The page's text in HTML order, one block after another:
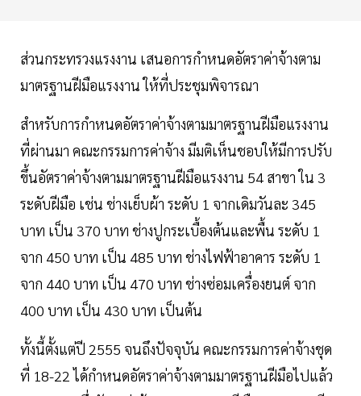
ส่วนกระทรวงแรงงาน เสนอการกำหนดอัตราค่าจ้างตาม
มาตรฐานฝีมือแรงงาน ให้ที่ประชุมพิจารณา
สำหรับการกำหนดอัตราค่าจ้างตามมาตรฐานฝีมือแรงงาน
ที่ผ่านมา คณะกรรมการค่าจ้าง มีมติเห็นชอบให้มีการปรับ
ขึ้นอัตราค่าจ้างตามมาตรฐานฝีมือแรงงาน 54 สาขา ใน 3
ระดับฝีมือ เช่น ช่างเย็บผ้า ระดับ 1 จากเดิมวันละ 345
บาท เป็น 370 บาท ช่างปูกระเบื้องต้นและพื้น ระดับ 1
จาก 450 บาท เป็น 485 บาท ช่างไฟฟ้าอาคาร ระดับ 1
จาก 440 บาท เป็น 470 บาท ช่างซ่อมเครื่องยนต์ จาก
400 บาท เป็น 430 บาท เป็นต้น
ทั้งนี้ตั้งแต่ปี 2555 จนถึงปัจจุบัน คณะกรรมการค่าจ้างชุด
ที่ 18-22 ได้กำหนดอัตราค่าจ้างตามมาตรฐานฝีมือไปแล้ว